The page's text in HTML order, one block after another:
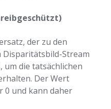
der zu den
Stream
um die tatsächlichen
Der Wert
0 und kann daher